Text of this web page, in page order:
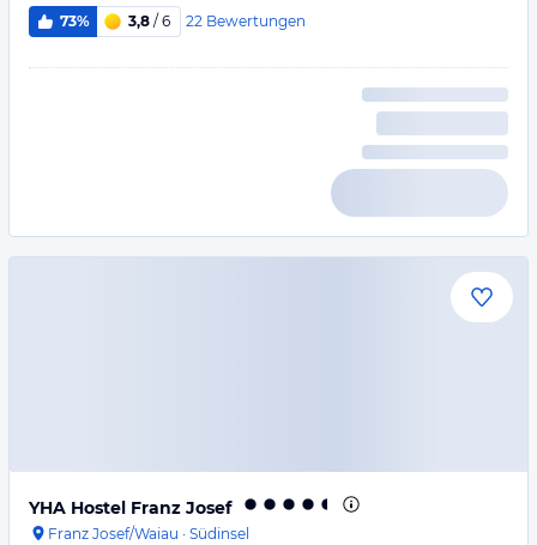
73% 3,8 / 6 22 Bewertungen
YHA Hostel Franz Josef
Franz Josef/Waiau · Südinsel